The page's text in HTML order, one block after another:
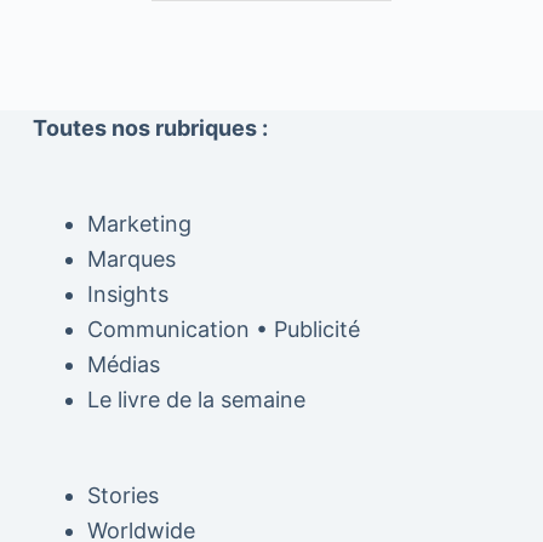
Toutes nos rubriques :
Marketing
Marques
Insights
Communication • Publicité
Médias
Le livre de la semaine
Stories
Worldwide